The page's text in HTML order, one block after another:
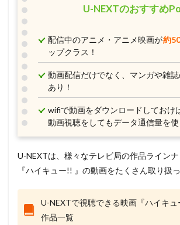
U-NEXTのおすすめ
配信中のアニメ・アニメ映画が約
ップクラス！
動画配信だけでなく、マンガや雑
あり！
wifiで動画をダウンロードしておけ
動画視聴をしてもデータ通信量を
U-NEXTは、様々なテレビ局の作品ライン
『ハイキュー!! 』の動画をたくさん取り扱
U-NEXTで視聴できる映画『ハイキ
作品一覧